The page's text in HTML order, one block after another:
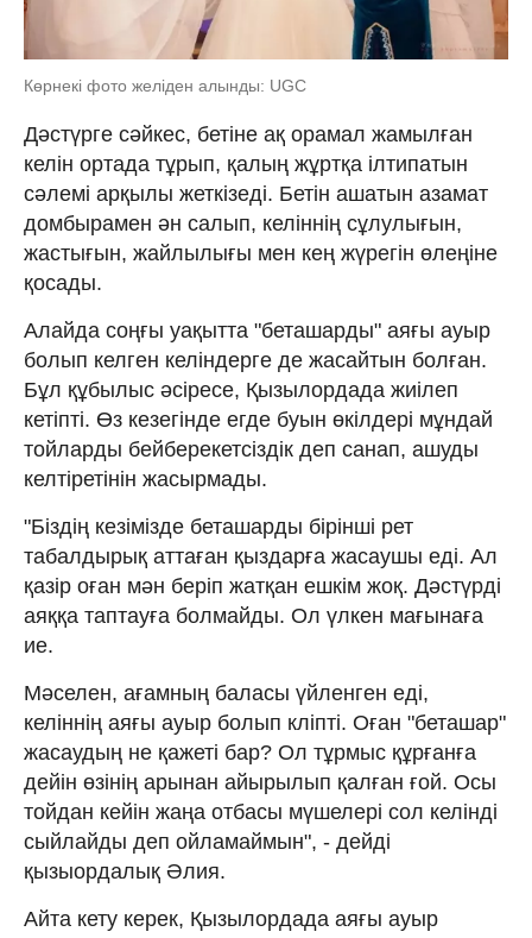
Көрнекі фото желіден алынды: UGC
Дәстүрге сәйкес, бетіне ақ орамал жамылған
келін ортада тұрып, қалың жұртқа ілтипатын
сәлемі арқылы жеткізеді. Бетін ашатын азамат
домбырамен ән салып, келіннің сұлулығын,
жастығын, жайлылығы мен кең жүрегін өлеңіне
қосады.
Алайда соңғы уақытта "беташарды" аяғы ауыр
болып келген келіндерге де жасайтын болған.
Бұл құбылыс әсіресе, Қызылордада жиілеп
кетіпті. Өз кезегінде егде буын өкілдері мұндай
тойларды бейберекетсіздік деп санап, ашуды
келтіретінін жасырмады.
"Біздің кезімізде беташарды бірінші рет
табалдырық аттаған қыздарға жасаушы еді. Ал
қазір оған мән беріп жатқан ешкім жоқ. Дәстүрді
аяққа таптауға болмайды. Ол үлкен мағынаға
ие.
Мәселен, ағамның баласы үйленген еді,
келіннің аяғы ауыр болып кліпті. Оған "беташар"
жасаудың не қажеті бар? Ол тұрмыс құрғанға
дейін өзінің арынан айырылып қалған ғой. Осы
тойдан кейін жаңа отбасы мүшелері сол келінді
сыйлайды деп ойламаймын", - дейді
қызыордалық Әлия.
Айта кету керек, Қызылордада аяғы ауыр